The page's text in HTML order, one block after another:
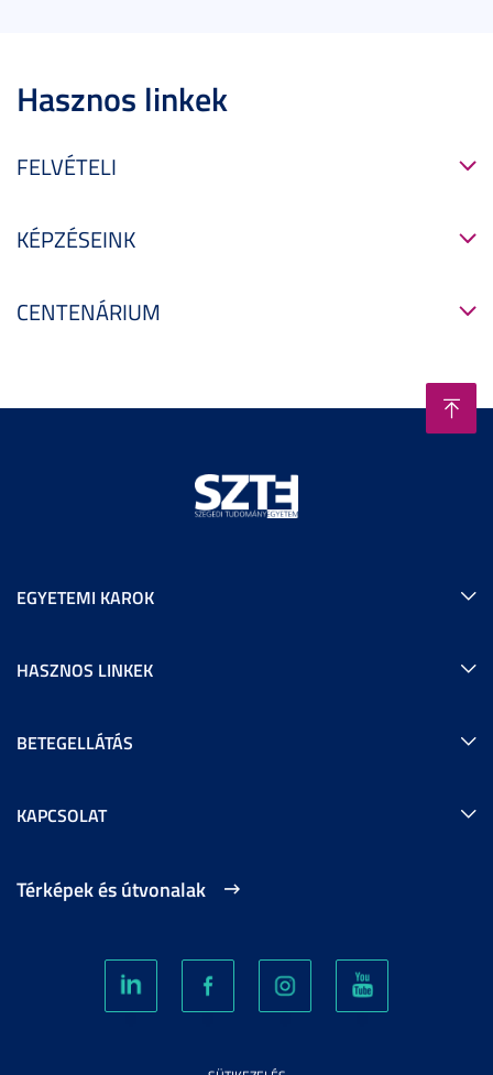
Hasznos linkek
FELVÉTELI
KÉPZÉSEINK
CENTENÁRIUM
EGYETEMI KAROK
HASZNOS LINKEK
BETEGELLÁTÁS
KAPCSOLAT
Térképek és útvonalak